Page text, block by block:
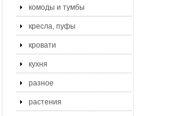
комоды и тумбы
кресла, пуфы
кровати
кухня
разное
растения